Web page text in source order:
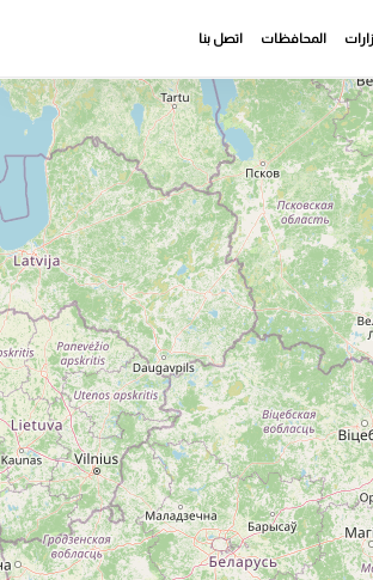
المحافظات اتصل بنا